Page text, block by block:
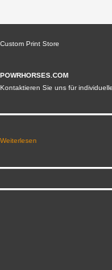
Custom Print Store
POWRHORSES.COM
Kontaktieren Sie uns für
Weiterlesen